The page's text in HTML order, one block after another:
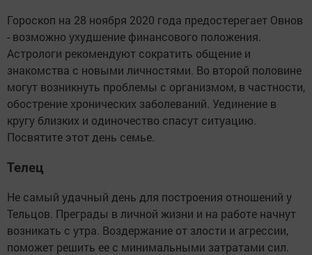
Гороскоп на 28 ноября 2020 года предостерегает Овнов
- возможно ухудшение финансового положения.
Астрологи рекомендуют сократить общение и
знакомства с новыми личностями. Во второй половине
могут возникнуть проблемы с организмом, в частности,
обострение хронических заболеваний. Уединение в
кругу близких и одиночество спасут ситуацию.
Посвятите этот день семье.
Телец
Не самый удачный день для построения отношений у
Тельцов. Преграды в личной жизни и на работе начнут
возникать с утра. Воздержание от злости и агрессии,
поможет решить ее с минимальными затратами сил.